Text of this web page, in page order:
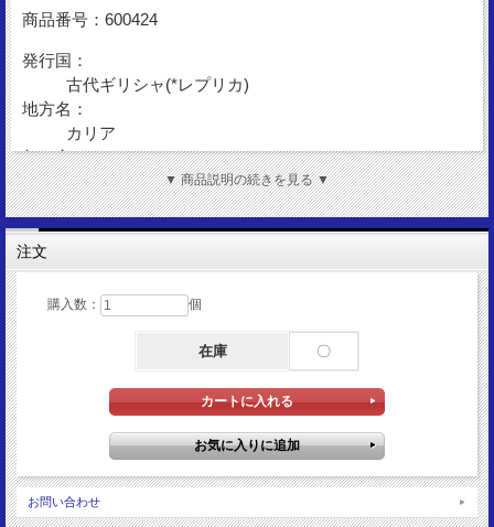
商品番号：600424
発行国：
古代ギリシャ(*レプリカ)
地方名：
カリア
都 市：
カウノス
額 面：
スターテル
金 性：
三角錐
19mm
7.7g
状 態：
▼ 商品説明の続きを見る ▼
注文
購入数： 個
在庫 〇
お問い合わせ